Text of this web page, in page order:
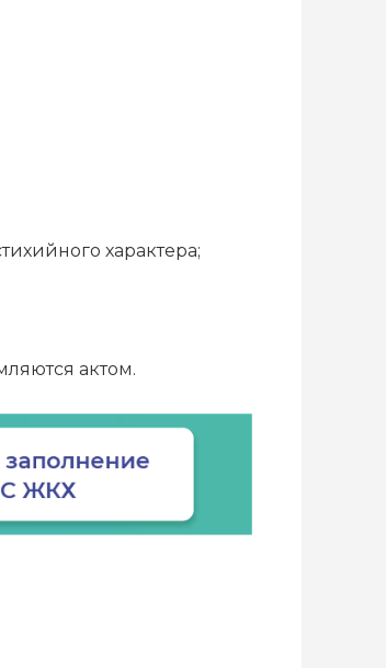
характера;
актом.